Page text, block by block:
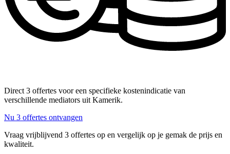
Direct 3 offertes voor een specifieke kostenindicatie van
verschillende mediators uit Kamerik.
Nu 3 offertes ontvangen
Vraag vrijblijvend 3 offertes op en vergelijk op je gemak de prijs en
kwaliteit.